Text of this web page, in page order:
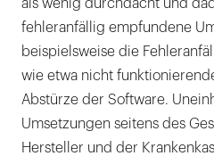
als wenig durchdacht und
fehleranfällig empfundene
beispielsweise die
wie etwa nicht
Abstürze der Software.
Umsetzungen seitens des
Hersteller und der